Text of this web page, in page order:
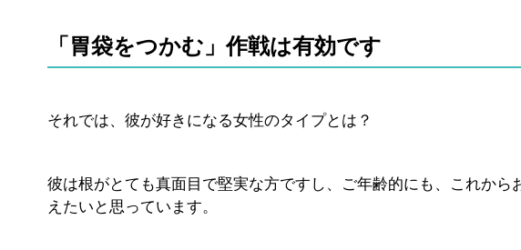
「胃袋をつかむ」作戦は有効です
それでは、彼が好きになる女性のタイプとは？
彼は根がとても真面目で堅実な方ですし、ご年齢的にも、これか
えたいと思っています。